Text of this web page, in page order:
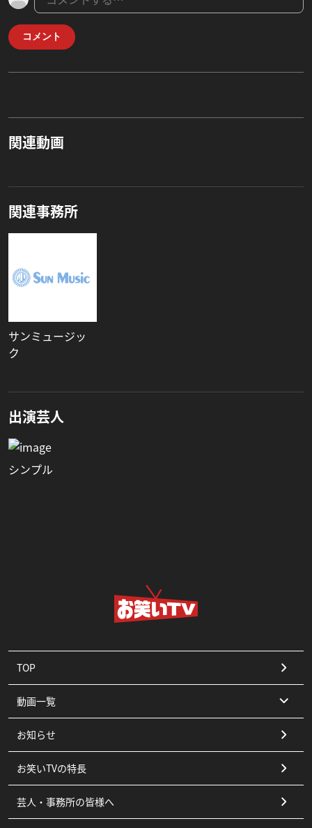
コメント
関連動画
関連事務所
サンミュージッ
ク
出演芸人
シンプル
TOP
動画一覧
コント
漫才
ピン
お知らせ
お笑いTVの特長
芸人・事務所の皆様へ